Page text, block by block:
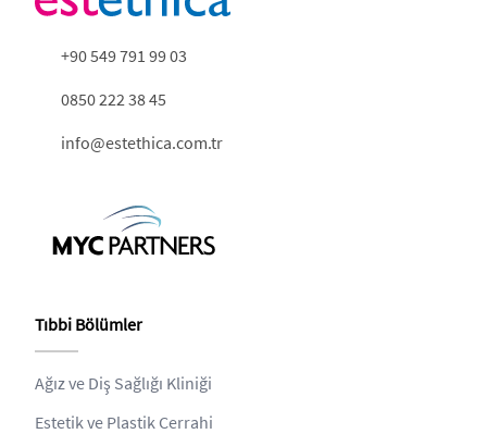
+90 549 791 99 03
0850 222 38 45
info@estethica.com.tr
Tıbbi Bölümler
Ağız ve Diş Sağlığı Kliniği
Estetik ve Plastik Cerrahi